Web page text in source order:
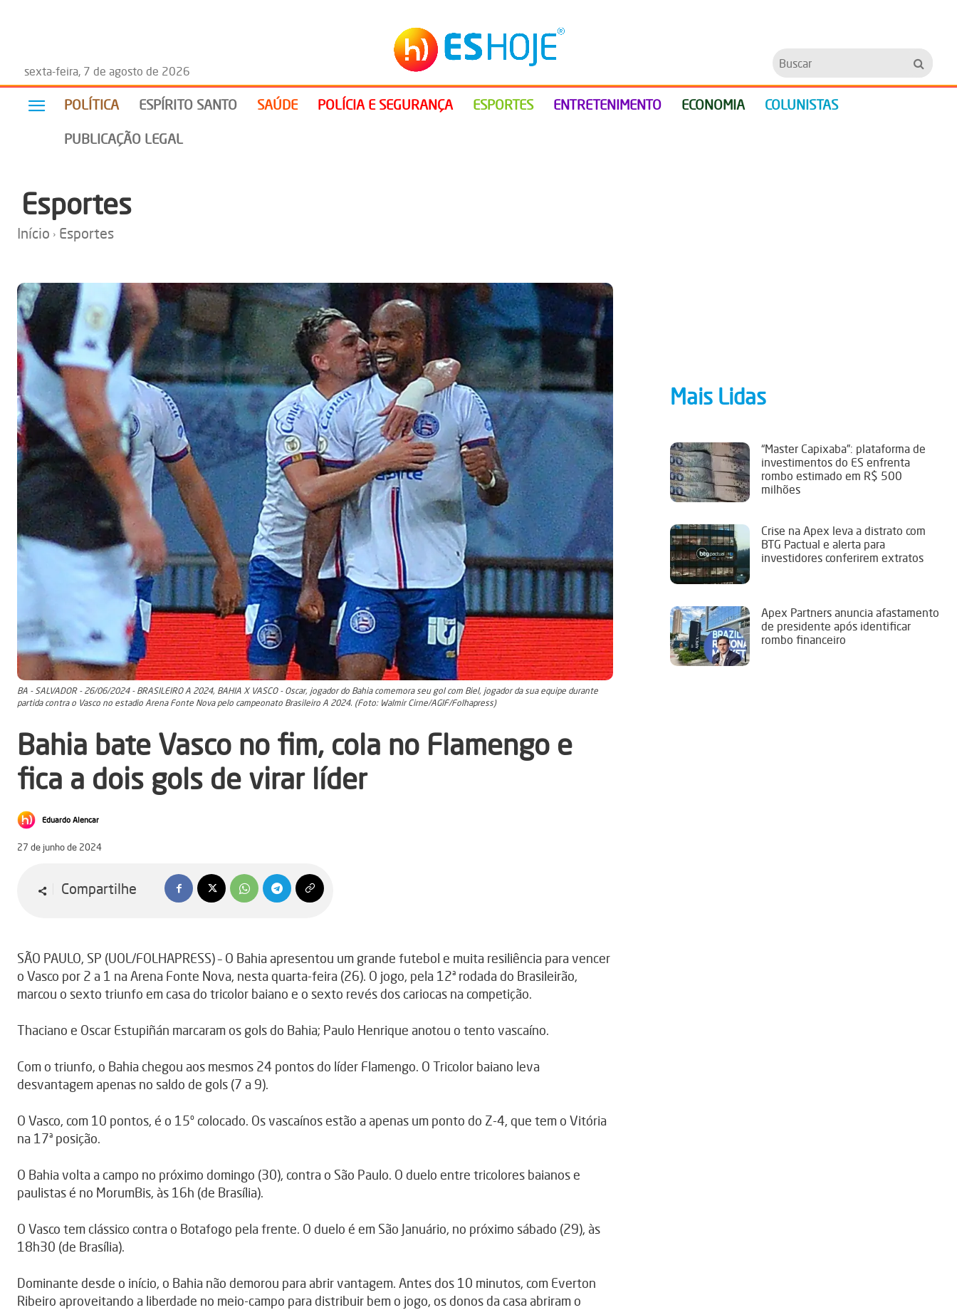
sexta-feira, 7 de agosto de 2026
Buscar
POLÍTICA ESPÍRITO SANTO SAÚDE POLÍCIA E SEGURANÇA ESPORTES ENTRETENIMENTO ECONOMIA COLUNISTAS
PUBLICAÇÃO LEGAL
Esportes
Início Esportes
BA - SALVADOR - 26/06/2024 - BRASILEIRO A 2024, BAHIA X VASCO - Oscar, jogador do Bahia comemora seu gol com Biel, jogador da sua equipe durante
partida contra o Vasco no estadio Arena Fonte Nova pelo campeonato Brasileiro A 2024. (Foto: Walmir Cirne/AGIF/Folhapress)
Bahia bate Vasco no fim, cola no Flamengo e
fica a dois gols de virar líder
Eduardo Alencar
27 de junho de 2024
Compartilhe
SÃO PAULO, SP (UOL/FOLHAPRESS) – O Bahia apresentou um grande futebol e muita resiliência para vencer
o Vasco por 2 a 1 na Arena Fonte Nova, nesta quarta-feira (26). O jogo, pela 12ª rodada do Brasileirão,
marcou o sexto triunfo em casa do tricolor baiano e o sexto revés dos cariocas na competição.
Thaciano e Oscar Estupiñán marcaram os gols do Bahia; Paulo Henrique anotou o tento vascaíno.
Com o triunfo, o Bahia chegou aos mesmos 24 pontos do líder Flamengo. O Tricolor baiano leva
desvantagem apenas no saldo de gols (7 a 9).
O Vasco, com 10 pontos, é o 15º colocado. Os vascaínos estão a apenas um ponto do Z-4, que tem o Vitória
na 17ª posição.
O Bahia volta a campo no próximo domingo (30), contra o São Paulo. O duelo entre tricolores baianos e
paulistas é no MorumBis, às 16h (de Brasília).
O Vasco tem clássico contra o Botafogo pela frente. O duelo é em São Januário, no próximo sábado (29), às
18h30 (de Brasília).
Dominante desde o início, o Bahia não demorou para abrir vantagem. Antes dos 10 minutos, com Everton
Ribeiro aproveitando a liberdade no meio-campo para distribuir bem o jogo, os donos da casa abriram o
Mais Lidas
“Master Capixaba”: plataforma de
investimentos do ES enfrenta
rombo estimado em R$ 500
milhões
Crise na Apex leva a distrato com
BTG Pactual e alerta para
investidores conferirem extratos
Apex Partners anuncia afastamento
de presidente após identificar
rombo financeiro